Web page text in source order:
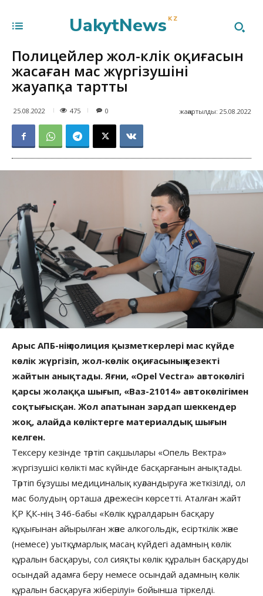
UakytNews KZ
Полицейлер жол-көлік оқиғасын
жасаған мас жүргізушіні
жауапқа тартты
25.08.2022 475 жаңартылды: 25.08.2022
0
Арыс АПБ-нің полиция қызметкерлері мас күйде
көлік жүргізіп, жол-көлік оқиғасының кезекті
жайтын анықтады. Яғни, «Opel Vectra» автокөлігі
қарсы жолаққа шығып, «Ваз-21014» автокөлігімен
соқтығысқан. Жол апатынан зардап шеккендер
жоқ, алайда көліктерге материалдық шығын
келген.
Тексеру кезінде тәртіп сақшылары «Опель Вектра»
жүргізушісі көлікті мас күйінде басқарғанын анықтады.
Тәртіп бұзушы медициналық куәландыруға жеткізілді, ол
мас болудың орташа дәрежесін көрсетті. Аталған жайт
ҚР ҚК-нің 346-бабы «Көлік құралдарын басқару
құқығынан айырылған және алкогольдік, есірткілік және
(немесе) уытқұмарлық масаң күйдегі адамның көлік
құралын басқаруы, сол сияқты көлік құралын басқаруды
осындай адамға беру немесе осындай адамның көлік
құралын басқаруға жіберілуі» бойынша тіркелді.